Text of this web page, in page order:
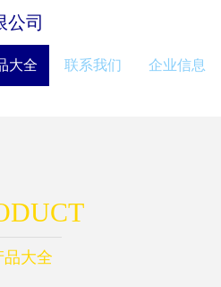
公司
大全 联系我们 企业信息
品大全